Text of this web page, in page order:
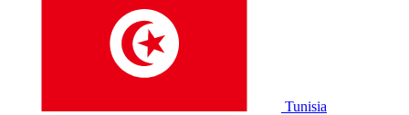
Tunisia